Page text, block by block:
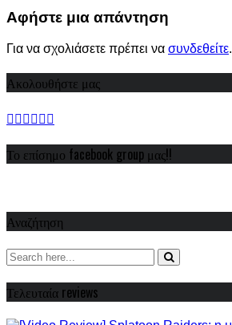
Αφήστε μια απάντηση
Για να σχολιάσετε πρέπει να συνδεθείτε.
Ακολουθήστε μας
Το επίσημο facebook group μας!!
Αναζήτηση
Τελευταία reviews